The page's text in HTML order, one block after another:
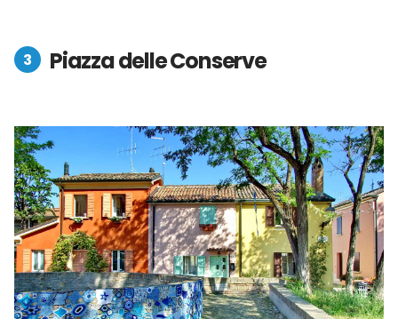
Piazza delle Conserve